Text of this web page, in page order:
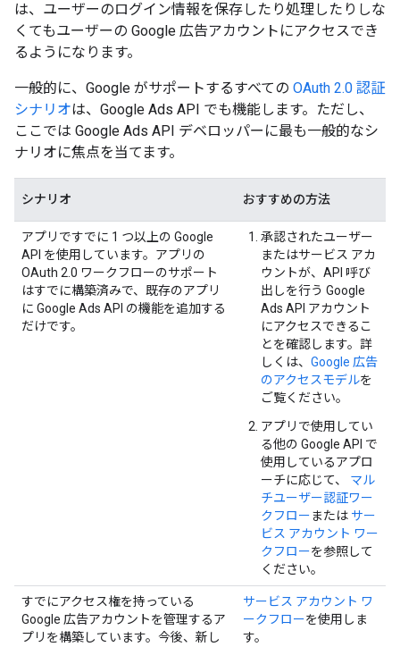
は、ユーザーのログイン情報を保存したり処理したりしな
くてもユーザーの Google 広告アカウントにアクセスでき
るようになります。
一般的に、Google がサポートするすべての OAuth 2.0 認証
シナリオは、Google Ads API でも機能します。ただし、
ここでは Google Ads API デベロッパーに最も一般的なシ
ナリオに焦点を当てます。
シナリオ おすすめの方法
アプリですでに 1 つ以上の Google
API を使用しています。アプリの
OAuth 2.0 ワークフローのサポート
はすでに構築済みで、既存のアプリ
に Google Ads API の機能を追加する
だけです。
承認されたユーザー
またはサービス アカ
ウントが、API 呼び
出しを行う Google
Ads API アカウント
にアクセスできるこ
とを確認します。詳
しくは、 Google 広告
のアクセスモデルを
ご覧ください。
アプリで使用してい
る他の Google API で
使用しているアプロ
ーチに応じて、
マル
チユーザー認証ワー
クフローまたは サー
ビス アカウント ワー
クフローを参照して
ください。
すでにアクセス権を持っている
Google 広告アカウントを管理するア
プリを構築しています。今後、新し
サービス アカウント ワ
ークフローを使用しま
す。